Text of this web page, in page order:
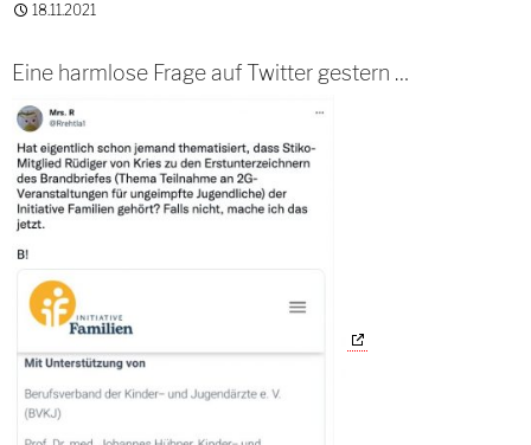
18.11.2021
Eine harmlose Frage auf Twitter gestern …